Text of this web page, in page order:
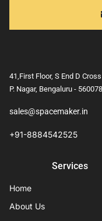
41,First Floor, S End D
P. Nagar, Bengaluru - 560078
sales@spacemaker.in
+91-8884542525
Services
Home
About Us